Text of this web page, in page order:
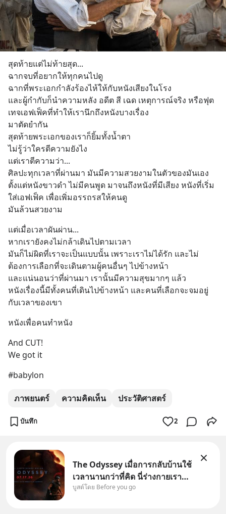
สุดท้ายแต่ไม่ท้ายสุด...
ฉากจบที่อยากให้ทุกคนไปดู
ฉากที่พระเอกกำลังร้องไห้ให้กับหนังเสียงในโรง
และผู้กำกับก็นำความหลัง อดีต สี เฉด เหตุการณ์จริง หรือฟุต
เทจเอฟเฟ็คที่ทำให้เรานึกถึงหนังบางเรื่อง
มาตัดยำกัน
สุดท้ายพระเอกของเราก็ยิ้มทั้งน้ำตา
ไม่รู้ว่าใครตีความยังไง
แต่เราตีความว่า...
ศิลปะทุกเวลาที่ผ่านมา มันมีความสวยงามในตัวของมันเอง
ตั้งแต่หนังขาวดำ ไม่มีคนพูด มาจนถึงหนังที่มีเสียง หนังที่เริ่ม
ใส่เอฟเฟ็ค เพื่อเพิ่มอรรถรสให้คนดู
มันล้วนสวยงาม
แต่เมื่อเวลาผันผ่าน...
หากเรายังคงไม่กล้าเดินไปตามเวลา
มันก็ไม่ผิดที่เราจะเป็นแบบนั้น เพราะเราไม่ได้รัก และไม่
ต้องการเลือกที่จะเดินตามผู้คนอื่นๆ ไปข้างหน้า
และแน่นอนว่าที่ผ่านมา เรานั้นมีความสุขมากๆ แล้ว
หนังเรื่องนี้มีทั้งคนที่เดินไปข้างหน้า และคนที่เลือกจะจมอยู่
กับเวลาของเขา
หนังเพื่อคนทำหนัง
And CUT!
We got it
#babylon
ภาพยนตร์ ความคิดเห็น ประวัติศาสตร์
บันทึก 2
The Odyssey เมื่อการกลับบ้านใช้
เวลานานกว่าที่คิด นี่ร่างกายเรา
ต้องการกลับบ้านจริงหรือ
บูสต์โดย Before you go